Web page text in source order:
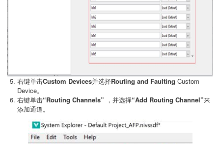
右键单击Custom Devices并选择Routing and Faulting Custom
Device。
右键单击“Routing Channels” ，并选择“Add Routing Channel”来
添加通道。